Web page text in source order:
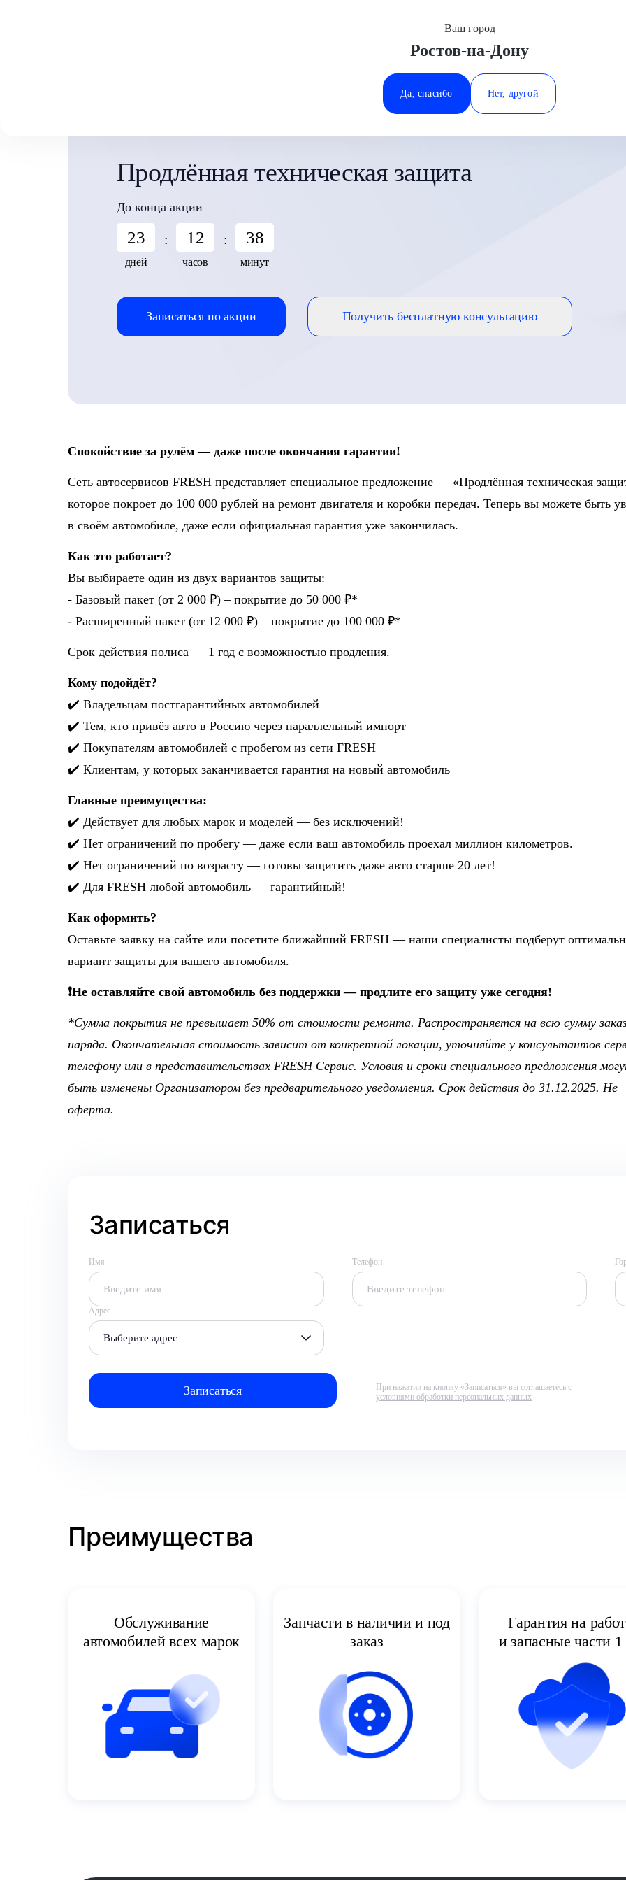
Минеральные Воды
Ростов-на-Дону
Ставрополь
Ваш город
Ростов-на-Дону
Да, спасибо Нет, другой
Продлённая техническая защита
До конца акции
23 12 38
Записаться по акции Получить бесплатную консультацию
Спокойствие за рулём — даже после окончания гарантии!
Сеть автосервисов FRESH представляет специальное предложение — «Продлённая техническая
которое покроет до 100 000 рублей на ремонт двигателя и коробки передач. Теперь вы можете быть
в своём автомобиле, даже если официальная гарантия уже закончилась.
Как это работает?
Вы выбираете один из двух вариантов защиты:
- Базовый пакет (от 2 000 ₽) – покрытие до 50 000 ₽*
- Расширенный пакет (от 12 000 ₽) – покрытие до 100 000 ₽*
Срок действия полиса — 1 год с возможностью продления.
Кому подойдёт?
✔️ Владельцам постгарантийных автомобилей
✔️ Тем, кто привёз авто в Россию через параллельный импорт
✔️ Покупателям автомобилей с пробегом из сети FRESH
✔️ Клиентам, у которых заканчивается гарантия на новый автомобиль
Главные преимущества:
✔️ Действует для любых марок и моделей — без исключений!
✔️ Нет ограничений по пробегу — даже если ваш автомобиль проехал миллион километров.
✔️ Нет ограничений по возрасту — готовы защитить даже авто старше 20 лет!
✔️ Для FRESH любой автомобиль — гарантийный!
Как оформить?
Оставьте заявку на сайте или посетите ближайший FRESH — наши специалисты подберут
вариант защиты для вашего автомобиля.
❗️Не оставляйте свой автомобиль без поддержки — продлите его защиту уже сегодня!
*Сумма покрытия не превышает 50% от стоимости ремонта. Распространяется на всю сумму
наряда. Окончательная стоимость зависит от конкретной локации, уточняйте у консультантов
телефону или в представительствах FRESH Сервис. Условия и сроки специального предложения
быть изменены Организатором без предварительного уведомления. Срок действия до 31.12.2025. Не
оферта.
Записаться
Имя Телефон
Адрес
Выберите адрес
При нажатии на кнопку «Записаться» вы соглашаетесь с
условиями обработки персональных данных
Преимущества
Обслуживание
автомобилей всех марок
Запчасти в наличии и под
заказ
Гарантия на
и запасные части 1